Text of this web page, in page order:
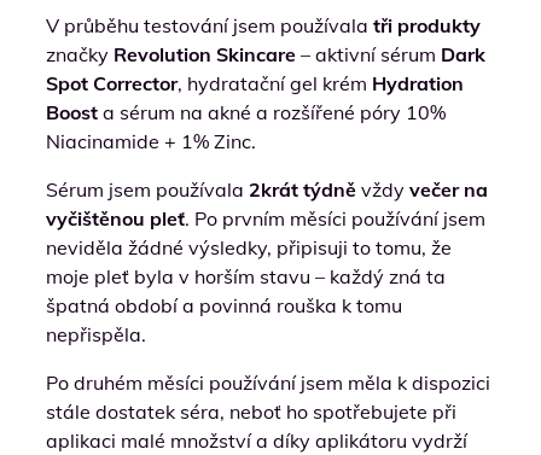
V průběhu testování jsem používala tři produkty
značky Revolution Skincare – aktivní sérum Dark
Spot Corrector, hydratační gel krém Hydration
Boost a sérum na akné a rozšířené póry 10%
Niacinamide + 1% Zinc.
Sérum jsem používala 2krát týdně vždy večer na
vyčištěnou pleť. Po prvním měsíci používání jsem
neviděla žádné výsledky, připisuji to tomu, že
moje pleť byla v horším stavu – každý zná ta
špatná období a povinná rouška k tomu
nepřispěla.
Po druhém měsíci používání jsem měla k dispozici
stále dostatek séra, neboť ho spotřebujete při
aplikaci malé množství a díky aplikátoru vydrží